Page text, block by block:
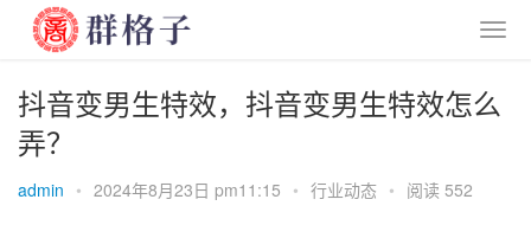
抖音变男生特效，抖音变男生特效怎么
弄？
admin • 2024年8月23日 pm11:15 • 行业动态 • 阅读 552